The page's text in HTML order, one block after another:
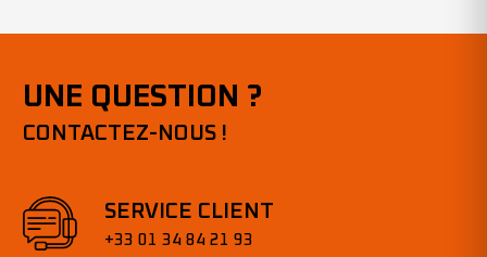
UNE QUESTION ?
CONTACTEZ-NOUS !
SERVICE CLIENT
+33 01 34 84 21 93